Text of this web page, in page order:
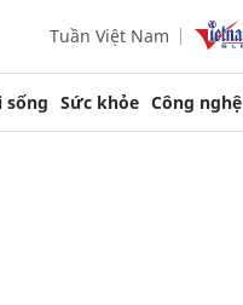
Tuần Việt Nam
sống Sức khỏe Công nghệ